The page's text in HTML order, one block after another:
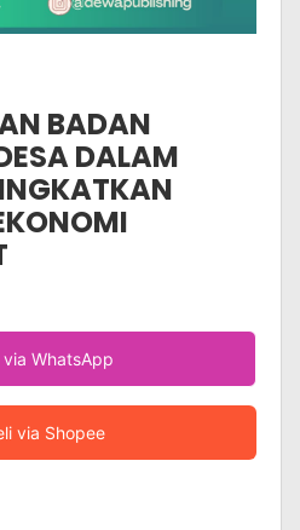
BADAN
DALAM
via WhatsApp
via Shopee